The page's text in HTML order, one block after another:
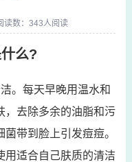
读数：343人阅读
么?
。每天早晚用温水和
，去除多余的油脂和污
带到脸上引发痘痘。
用适合自己肤质的清洁